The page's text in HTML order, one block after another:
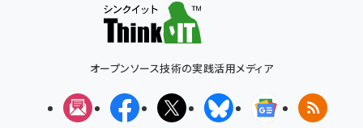
オープンソース技術の実践活用メディア
メルマガFacebookX(エックス)BlueskyGoogleニュ
RSS